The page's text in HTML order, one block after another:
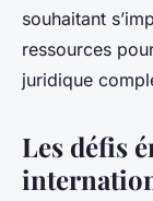
souhaitant
ressources
juridique
Les défis